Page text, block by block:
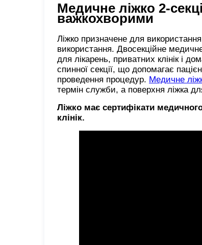
Медичне ліжко 2-
важкохворими
Ліжко призначене для
використання. Двосекційне
для лікарень, приватних клінік і
спинної секції, що допомагає
проведення процедур. Медичне
термін служби, а поверхня ліжка
Ліжко має сертифікати
клінік.